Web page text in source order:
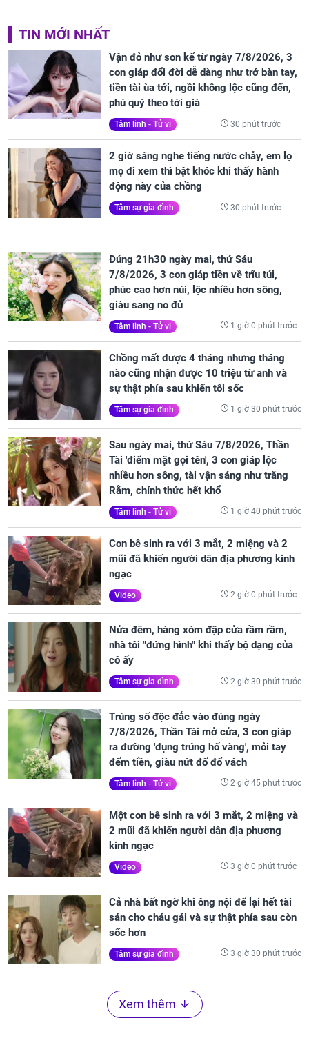
TIN MỚI NHẤT
Vận đỏ như son kể từ ngày 7/8/2026, 3
con giáp đổi đời dễ dàng như trở bàn tay,
tiền tài ùa tới, ngồi không lộc cũng đến,
phú quý theo tới già
Tâm linh - Tử vi 30 phút trước
2 giờ sáng nghe tiếng nước chảy, em lọ
mọ đi xem thì bật khóc khi thấy hành
động này của chồng
Tâm sự gia đình 30 phút trước
Đúng 21h30 ngày mai, thứ Sáu
7/8/2026, 3 con giáp tiền về trĩu túi,
phúc cao hơn núi, lộc nhiều hơn sông,
giàu sang no đủ
Tâm linh - Tử vi 1 giờ 0 phút trước
Chồng mất được 4 tháng nhưng tháng
nào cũng nhận được 10 triệu từ anh và
sự thật phía sau khiến tôi sốc
Tâm sự gia đình 1 giờ 30 phút trước
Sau ngày mai, thứ Sáu 7/8/2026, Thần
Tài 'điểm mặt gọi tên', 3 con giáp lộc
nhiều hơn sông, tài vận sáng như trăng
Rằm, chính thức hết khổ
Tâm linh - Tử vi 1 giờ 40 phút trước
Con bê sinh ra với 3 mắt, 2 miệng và 2
mũi đã khiến người dân địa phương kinh
ngạc
Video 2 giờ 0 phút trước
Nửa đêm, hàng xóm đập cửa rầm rầm,
nhà tôi "đứng hình" khi thấy bộ dạng của
cô ấy
Tâm sự gia đình 2 giờ 30 phút trước
Trúng số độc đắc vào đúng ngày
7/8/2026, Thần Tài mở cửa, 3 con giáp
ra đường 'đụng trúng hố vàng', mỏi tay
đếm tiền, giàu nứt đố đổ vách
Tâm linh - Tử vi 2 giờ 45 phút trước
Một con bê sinh ra với 3 mắt, 2 miệng và
2 mũi đã khiến người dân địa phương
kinh ngạc
Video 3 giờ 0 phút trước
Cả nhà bất ngờ khi ông nội để lại hết tài
sản cho cháu gái và sự thật phía sau còn
sốc hơn
Tâm sự gia đình 3 giờ 30 phút trước
Xem thêm